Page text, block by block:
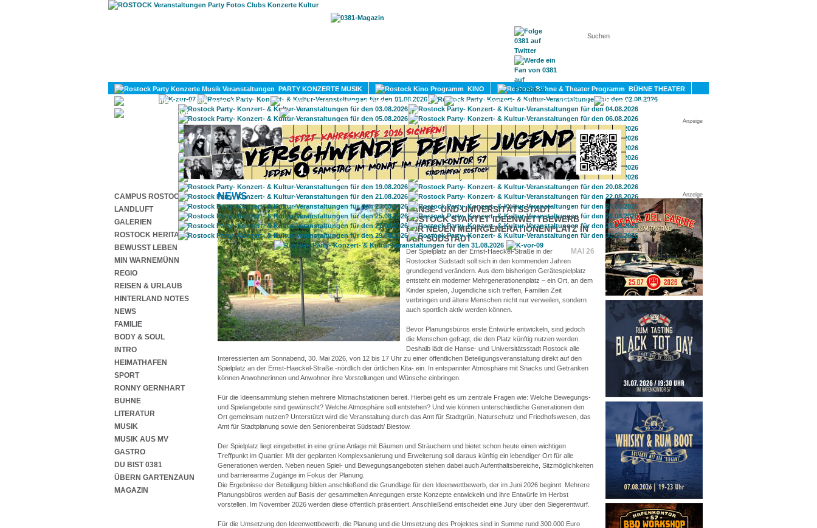
KONTAKT
PARTY KONZERTE MUSIK KINO
BÜHNE THEATER
KULTUR
LITERATUR SPORT
DIVERSES
UMLAND
Anzeige
CAMPUS ROSTOCK
LANDLUFT
GALERIEN
ROSTOCK HERITAGE
BEWUSST LEBEN
MIN WARNEMÜNN
REGIO
REISEN & URLAUB
HINTERLAND NOTES
NEWS
FAMILIE
BODY & SOUL
INTRO
HEIMATHAFEN
SPORT
RONNY GERNHART
BÜHNE
LITERATUR
MUSIK
MUSIK AUS MV
GASTRO
DU BIST 0381
ÜBERN GARTENZAUN
MAGAZIN
Anzeige
NEWS
HANSE- UND UNIVERSITÄTSSTADT
ROSTOCK STARTET IDEENWETTBEWERB
FÜR NEUEN MEHRGENERATIONENPLATZ IN
DER SÜDSTADT
MAI 26
Der Spielplatz an der Ernst-Haeckel-Straße in der
Rostocker Südstadt soll sich in den kommenden Jahren
grundlegend verändern. Aus dem bisherigen Gerätespielplatz
entsteht ein moderner Mehrgenerationenplatz – ein Ort, an dem
Kinder spielen, Jugendliche sich treffen, Familien Zeit
verbringen und ältere Menschen nicht nur verweilen, sondern
auch sportlich aktiv werden können.
Bevor Planungsbüros erste Entwürfe entwickeln, sind jedoch
die Menschen gefragt, die den Platz künftig nutzen werden.
Deshalb lädt die Hanse- und Universitätsstadt Rostock alle
Interessierten am Sonnabend, 30. Mai 2026, von 12 bis 17 Uhr zu einer öffentlichen Beteiligungsveranstaltung direkt auf den
Spielplatz an der Ernst-Haeckel-Straße -nördlich der örtlichen Kita- ein. In entspannter Atmosphäre mit Snacks und Getränken
können Anwohnerinnen und Anwohner ihre Vorstellungen und Wünsche einbringen.
Für die Ideensammlung stehen mehrere Mitmachstationen bereit. Hierbei geht es um zentrale Fragen wie: Welche Bewegungs-
und Spielangebote sind gewünscht? Welche Atmosphäre soll entstehen? Und wie können unterschiedliche Generationen den
Ort gemeinsam nutzen? Unterstützt wird die Veranstaltung durch das Amt für Stadtgrün, Naturschutz und Friedhofswesen, das
Amt für Stadtplanung sowie den Seniorenbeirat Südstadt/ Biestow.
Der Spielplatz liegt eingebettet in eine grüne Anlage mit Bäumen und Sträuchern und bietet schon heute einen wichtigen
Treffpunkt im Quartier. Mit der geplanten Komplexsanierung und Erweiterung soll daraus künftig ein lebendiger Ort für alle
Generationen werden. Neben neuen Spiel- und Bewegungsangeboten stehen dabei auch Aufenthaltsbereiche, Sitzmöglichkeiten
und barrierearme Zugänge im Fokus der Planung.
Die Ergebnisse der Beteiligung bilden anschließend die Grundlage für den Ideenwettbewerb, der im Juni 2026 beginnt. Mehrere
Planungsbüros werden auf Basis der gesammelten Anregungen erste Konzepte entwickeln und ihre Entwürfe im Herbst
vorstellen. Im November 2026 werden diese öffentlich präsentiert. Anschließend entscheidet eine Jury über den Siegerentwurf.
Für die Umsetzung den Ideenwettbewerb, die Planung und die Umsetzung des Projektes sind in Summe rund 300.000 Euro